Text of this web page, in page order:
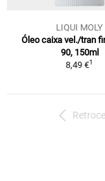
LIQUI MOLY
Óleo caixa vel./tran
90, 150ml
8,49 €1